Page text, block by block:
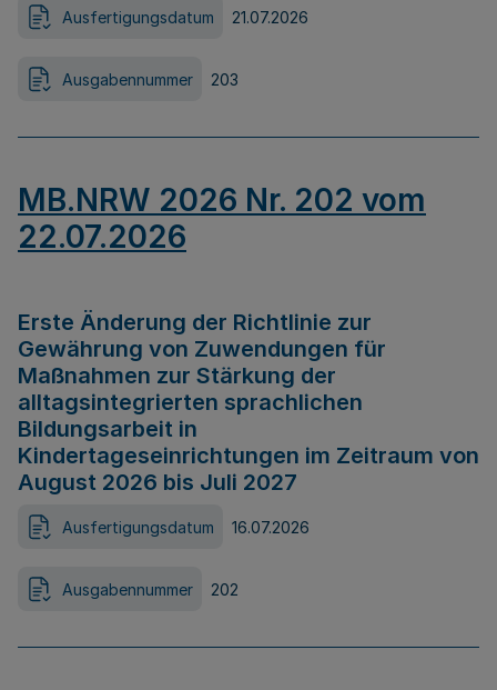
Ausfertigungsdatum 21.07.2026
Ausgabennummer 203
MB.NRW 2026 Nr. 202 vom
22.07.2026
Erste Änderung der Richtlinie zur
Gewährung von Zuwendungen für
Maßnahmen zur Stärkung der
alltagsintegrierten sprachlichen
Bildungsarbeit in
Kindertageseinrichtungen im Zeitraum von
August 2026 bis Juli 2027
Ausfertigungsdatum 16.07.2026
Ausgabennummer 202